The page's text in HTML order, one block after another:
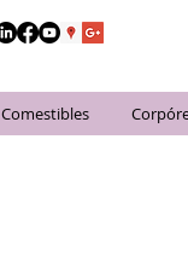
Comestibles